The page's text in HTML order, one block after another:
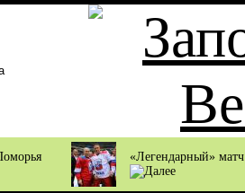
«Легендарный»